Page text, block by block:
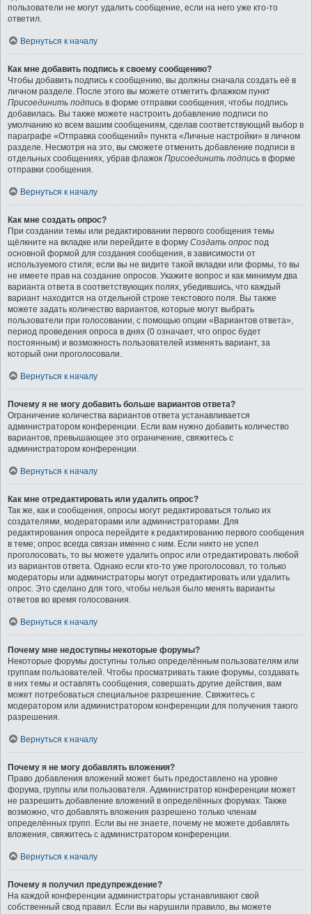
пользователи не могут удалить сообщение, если на него уже кто-то
ответил.
Вернуться к началу
Как мне добавить подпись к своему сообщению?
Чтобы добавить подпись к сообщению, вы должны сначала создать её в
личном разделе. После этого вы можете отметить флажком пункт
Присоединить подпись в форме отправки сообщения, чтобы подпись
добавилась. Вы также можете настроить добавление подписи по
умолчанию ко всем вашим сообщениям, сделав соответствующий выбор в
параграфе «Отправка сообщений» пункта «Личные настройки» в личном
разделе. Несмотря на это, вы сможете отменить добавление подписи в
отдельных сообщениях, убрав флажок Присоединить подпись в форме
отправки сообщения.
Вернуться к началу
Как мне создать опрос?
При создании темы или редактировании первого сообщения темы
щёлкните на вкладке или перейдите в форму Создать опрос под
основной формой для создания сообщения, в зависимости от
используемого стиля; если вы не видите такой вкладки или формы, то вы
не имеете прав на создание опросов. Укажите вопрос и как минимум два
варианта ответа в соответствующих полях, убедившись, что каждый
вариант находится на отдельной строке текстового поля. Вы также
можете задать количество вариантов, которые могут выбрать
пользователи при голосовании, с помощью опции «Вариантов ответа»,
период проведения опроса в днях (0 означает, что опрос будет
постоянным) и возможность пользователей изменять вариант, за
который они проголосовали.
Вернуться к началу
Почему я не могу добавить больше вариантов ответа?
Ограничение количества вариантов ответа устанавливается
администратором конференции. Если вам нужно добавить количество
вариантов, превышающее это ограничение, свяжитесь с
администратором конференции.
Вернуться к началу
Как мне отредактировать или удалить опрос?
Так же, как и сообщения, опросы могут редактироваться только их
создателями, модераторами или администраторами. Для
редактирования опроса перейдите к редактированию первого сообщения
в теме; опрос всегда связан именно с ним. Если никто не успел
проголосовать, то вы можете удалить опрос или отредактировать любой
из вариантов ответа. Однако если кто-то уже проголосовал, то только
модераторы или администраторы могут отредактировать или удалить
опрос. Это сделано для того, чтобы нельзя было менять варианты
ответов во время голосования.
Вернуться к началу
Почему мне недоступны некоторые форумы?
Некоторые форумы доступны только определённым пользователям или
группам пользователей. Чтобы просматривать такие форумы, создавать
в них темы и оставлять сообщения, совершать другие действия, вам
может потребоваться специальное разрешение. Свяжитесь с
модератором или администратором конференции для получения такого
разрешения.
Вернуться к началу
Почему я не могу добавлять вложения?
Право добавления вложений может быть предоставлено на уровне
форума, группы или пользователя. Администратор конференции может
не разрешить добавление вложений в определённых форумах. Также
возможно, что добавлять вложения разрешено только членам
определённых групп. Если вы не знаете, почему не можете добавлять
вложения, свяжитесь с администратором конференции.
Вернуться к началу
Почему я получил предупреждение?
На каждой конференции администраторы устанавливают свой
собственный свод правил. Если вы нарушили правило, вы можете